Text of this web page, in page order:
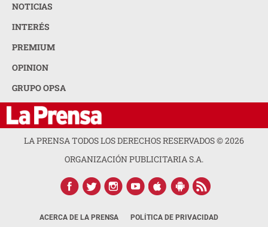
NOTICIAS
INTERÉS
PREMIUM
OPINION
GRUPO OPSA
LA PRENSA TODOS LOS DERECHOS RESERVADOS ©2026
ORGANIZACIÓN PUBLICITARIA S.A.
ACERCA DE LA PRENSA POLÍTICA DE PRIVACIDAD